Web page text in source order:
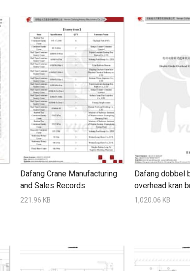
Dafang Crane Manufacturing
and Sales Records
221.96 KB
Dafang dobbel
overhead kran
1,020.06 KB